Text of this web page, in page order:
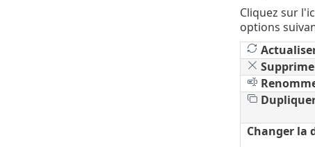
Cliquez sur
options
Changer la